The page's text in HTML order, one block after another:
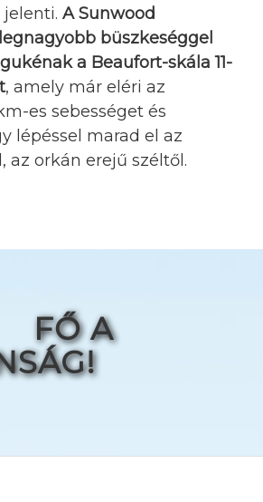
jelenti. A Sunwood
büszkeséggel
a Beaufort-skála 11-
, amely már eléri az
es sebességet és
lépéssel marad el az
az orkán erejű széltől.
A